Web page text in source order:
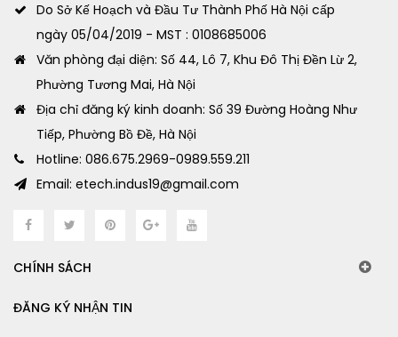
Do Sở Kế Hoạch và Đầu Tư Thành Phố Hà Nội cấp
ngày 05/04/2019 - MST : 0108685006
Văn phòng đại diện: Số 44, Lô 7, Khu Đô Thị Đền Lừ 2,
Phường Tương Mai, Hà Nội
Địa chỉ đăng ký kinh doanh: Số 39 Đường Hoàng Như
Tiếp, Phường Bồ Đề, Hà Nội
Hotline: 086.675.2969-0989.559.211
Email: etech.indus19@gmail.com
CHÍNH SÁCH
ĐĂNG KÝ NHẬN TIN